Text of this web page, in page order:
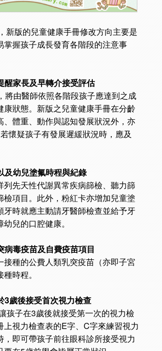
新版的兒童健康手冊修改方向主要是
握孩子成長發育各階段的注意事
醒家長及早轉介接受評估
，將由醫師依照各階段孩子應達到之成
狀態。新版之兒童健康手冊在分齡
、體重、動作與認知發展狀況外，亦
懷疑孩子有發展遲緩狀況時，應及
及幼兒塗氟時程與紀錄
先天性代謝異常疾病篩檢、聽力篩
項目。此外，粉紅卡亦增加兒童塗
時就應主動請牙醫師檢查並給予牙
兒的口腔健康。
病毒疫苗及自費疫苗項目
種的公費人類乳突疫苗（亦即子宮
時程。
3歲後接受首次視力檢查
孩子在3歲後就接受第一次的視力檢
視力檢查表的E字、C字來練習視力
即可帶孩子前往眼科診所接受視力